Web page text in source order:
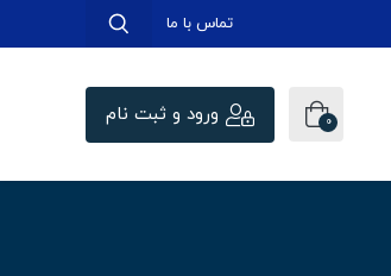
تماس با ما
0 ورود و ثبت نام